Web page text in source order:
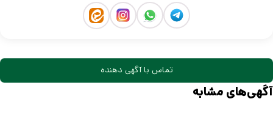
تماس با آگهی دهنده
آگهی‌های مشابه